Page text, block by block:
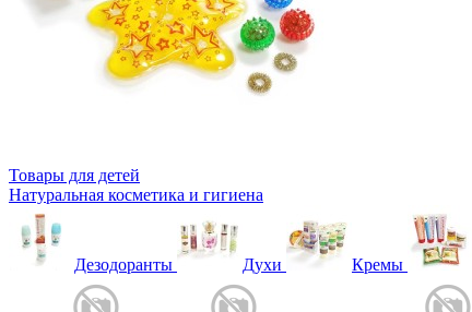
Товары для детей
Натуральная косметика и гигиена
Дезодоранты Духи Кремы